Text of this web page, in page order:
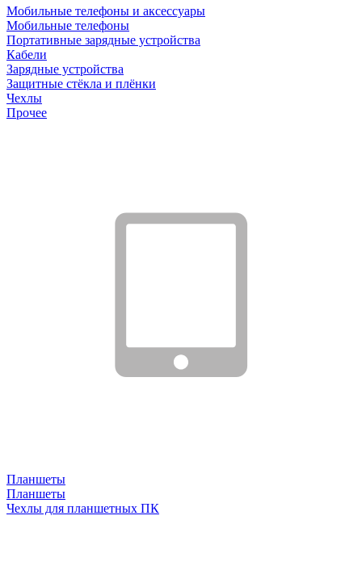
Мобильные телефоны и аксессуары
Мобильные телефоны
Портативные зарядные устройства
Кабели
Зарядные устройства
Защитные стёкла и плёнки
Чехлы
Прочее
Планшеты
Планшеты
Чехлы для планшетных ПК